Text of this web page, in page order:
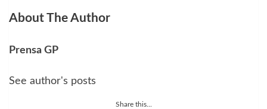
About The Author
Prensa GP
See author's posts
Share this...